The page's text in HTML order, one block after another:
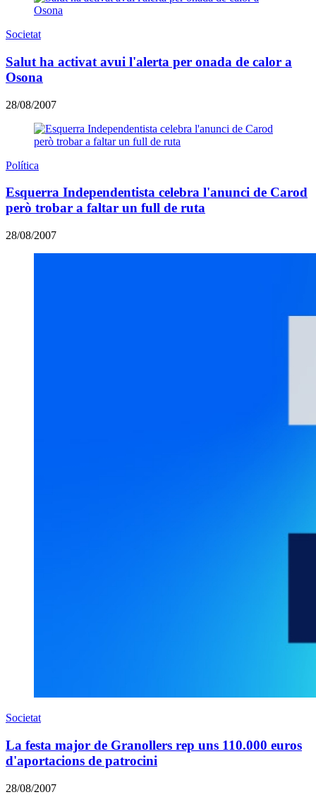
Societat
Salut ha activat avui l'alerta per onada de calor a
Osona
28/08/2007
Política
Esquerra Independentista celebra l'anunci de Carod
però trobar a faltar un full de ruta
28/08/2007
Societat
La festa major de Granollers rep uns 110.000 euros
d'aportacions de patrocini
28/08/2007